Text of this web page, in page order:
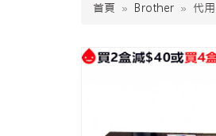
首頁 Brother 代